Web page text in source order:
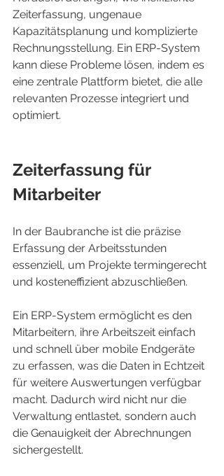
Zeiterfassung, ungenaue
Kapazitätsplanung und komplizierte
Rechnungsstellung. Ein ERP-System
kann diese Probleme lösen, indem es
eine zentrale Plattform bietet, die alle
relevanten Prozesse integriert und
optimiert.
Zeiterfassung für
Mitarbeiter
In der Baubranche ist die präzise
Erfassung der Arbeitsstunden
essenziell, um Projekte termingerecht
und kosteneffizient abzuschließen.
Ein ERP-System ermöglicht es den
Mitarbeitern, ihre Arbeitszeit einfach
und schnell über mobile Endgeräte
zu erfassen, was die Daten in Echtzeit
für weitere Auswertungen verfügbar
macht. Dadurch wird nicht nur die
Verwaltung entlastet, sondern auch
die Genauigkeit der Abrechnungen
sichergestellt.